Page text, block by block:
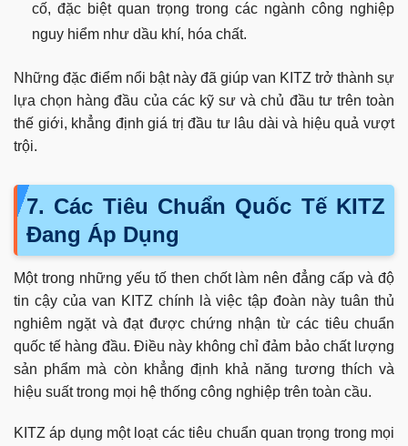
cố, đặc biệt quan trọng trong các ngành công nghiệp
nguy hiểm như dầu khí, hóa chất.
Những đặc điểm nổi bật này đã giúp van KITZ trở thành sự
lựa chọn hàng đầu của các kỹ sư và chủ đầu tư trên toàn
thế giới, khẳng định giá trị đầu tư lâu dài và hiệu quả vượt
trội.
7. Các Tiêu Chuẩn Quốc Tế KITZ
Đang Áp Dụng
Một trong những yếu tố then chốt làm nên đẳng cấp và độ
tin cậy của van KITZ chính là việc tập đoàn này tuân thủ
nghiêm ngặt và đạt được chứng nhận từ các tiêu chuẩn
quốc tế hàng đầu. Điều này không chỉ đảm bảo chất lượng
sản phẩm mà còn khẳng định khả năng tương thích và
hiệu suất trong mọi hệ thống công nghiệp trên toàn cầu.
KITZ áp dụng một loạt các tiêu chuẩn quan trọng trong mọi